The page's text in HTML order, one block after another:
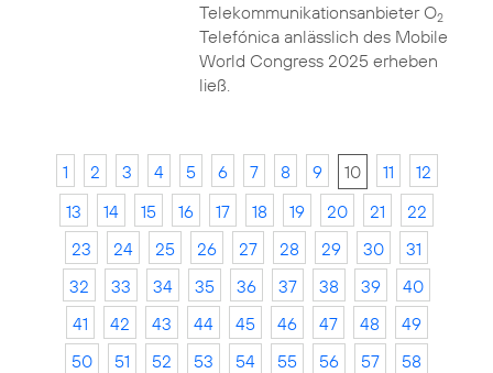
Telekommunikationsanbieter O2
Telefónica anlässlich des Mobile
World Congress 2025 erheben
ließ.
1 2 3 4 5 6 7 8 9 10 11
12
13
14 15 16 17 18 19 20 21
22
23
24 25 26 27 28 29 30
31
32
33 34 35 36 37 38 39
40
41
42 43 44 45 46 47 48
49
50
51 52 53 54 55 56 57
58